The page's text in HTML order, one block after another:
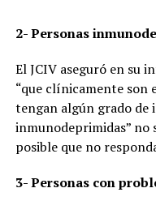
2- Personas
El JCIV aseguró en su
“que clínicamente son
tengan algún grado de
inmunodeprimidas” no
posible que no
3- Personas con